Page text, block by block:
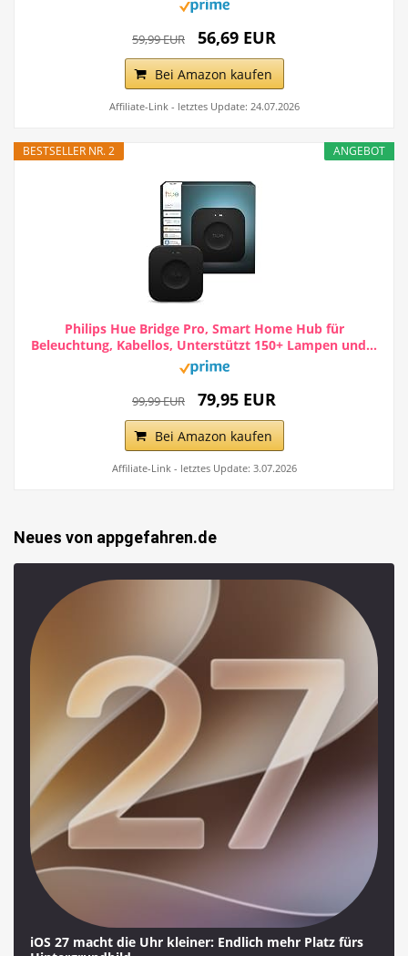
59,99 EUR 56,69 EUR
Bei Amazon kaufen
Affiliate-Link - letztes Update: 24.07.2026
ANGEBOT
BESTSELLER NR. 2
Philips Hue Bridge Pro, Smart Home Hub für
Beleuchtung, Kabellos, Unterstützt 150+ Lampen und...
99,99 EUR 79,95 EUR
Bei Amazon kaufen
Affiliate-Link - letztes Update: 3.07.2026
Neues von appgefahren.de
iOS 27 macht die Uhr kleiner: Endlich mehr Platz fürs